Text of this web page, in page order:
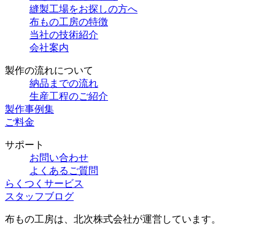
縫製工場をお探しの方へ
布もの工房の特徴
当社の技術紹介
会社案内
製作の流れについて
納品までの流れ
生産工程のご紹介
製作事例集
ご料金
サポート
お問い合わせ
よくあるご質問
らくつくサービス
スタッフブログ
布もの工房は、北次株式会社が運営しています。